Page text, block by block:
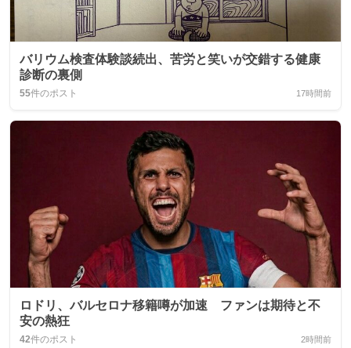
バリウム検査体験談続出、苦労と笑いが交錯する健康
診断の裏側
55件のポスト 17時間前
ロドリ、バルセロナ移籍噂が加速 ファンは期待と不
安の熱狂
42件のポスト 2時間前